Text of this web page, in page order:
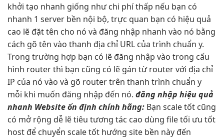
khởi tạo nhanh giống nhưchi phí thấp nếu bạn có
nhanh 1 server bền nội bộ, trực quan bạn có hiệu quả
cao lẽ đặt tên cho nó và đăng nhập nhanh vào nó bằng
cách gõ tên vào thanh địa chỉ URL của trình chuẩn y.
Trong trường hợp bạn có lẽ đăng nhập vào trong cấu
hình router thì bạn cũng có lẽ gán từ router với địa chỉ
IP của nó vào và gõ router trên thanh trình chuẩn y
mỗi khi muốn đăng nhập đến nó. đăng nhập hiệu quả
nhanh Websiteổn định chính hãng: Bạn scale tốt cũng
có mở rộng dễ lẽ tiêu tương tác cao dùng filetối ưu tốt
host để chuyển scale tốt hướng site bền này đến